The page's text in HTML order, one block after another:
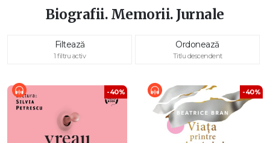
Biografii. Memorii. Jurnale
Filtează
1 filtru activ
Ordonează
Titlu descendent
-40% -40%